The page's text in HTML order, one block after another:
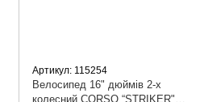
Артикул: 115254
Велосипед 16" дюймів 2-х
колесний CORSO “STRIKER"